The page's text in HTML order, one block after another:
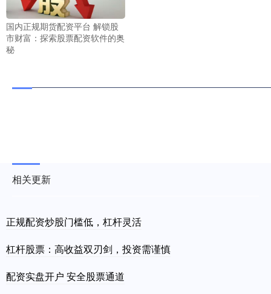
国内正规期货配资平台 解锁股
市财富：探索股票配资软件的奥
秘
相关更新
正规配资炒股门槛低，杠杆灵活
杠杆股票：高收益双刃剑，投资需谨慎
配资实盘开户 安全股票通道